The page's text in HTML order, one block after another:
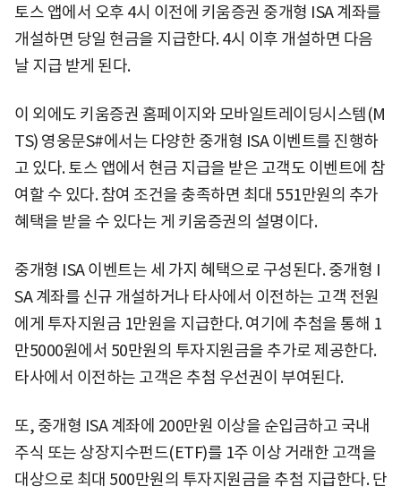
토스 앱에서 오후 4시 이전에 키움증권 중개형 ISA 계좌를
개설하면 당일 현금을 지급한다. 4시 이후 개설하면 다음
날 지급 받게 된다.
이 외에도 키움증권 홈페이지와 모바일트레이딩시스템(M
TS) 영웅문S#에서는 다양한 중개형 ISA 이벤트를 진행하
고 있다. 토스 앱에서 현금 지급을 받은 고객도 이벤트에 참
여할 수 있다. 참여 조건을 충족하면 최대 551만원의 추가
혜택을 받을 수 있다는 게 키움증권의 설명이다.
중개형 ISA 이벤트는 세 가지 혜택으로 구성된다. 중개형 I
SA 계좌를 신규 개설하거나 타사에서 이전하는 고객 전원
에게 투자지원금 1만원을 지급한다. 여기에 추첨을 통해 1
만5000원에서 50만원의 투자지원금을 추가로 제공한다.
타사에서 이전하는 고객은 추첨 우선권이 부여된다.
또, 중개형 ISA 계좌에 200만원 이상을 순입금하고 국내
주식 또는 상장지수펀드(ETF)를 1주 이상 거래한 고객을
대상으로 최대 500만원의 투자지원금을 추첨 지급한다. 단